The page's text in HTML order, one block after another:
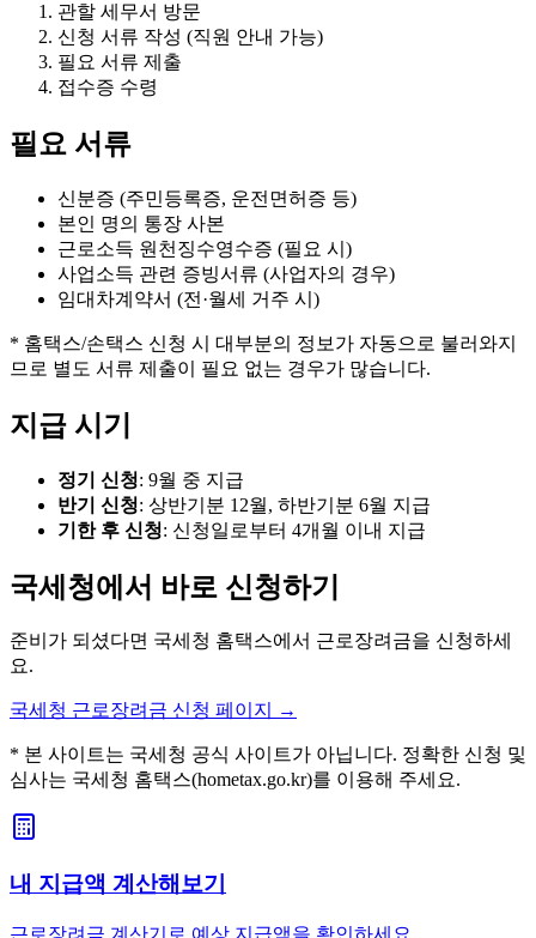
관할 세무서 방문
신청 서류 작성 (직원 안내 가능)
필요 서류 제출
접수증 수령
필요 서류
신분증 (주민등록증, 운전면허증 등)
본인 명의 통장 사본
근로소득 원천징수영수증 (필요 시)
사업소득 관련 증빙서류 (사업자의 경우)
임대차계약서 (전·월세 거주 시)
* 홈택스/손택스 신청 시 대부분의 정보가 자동으로 불러와지
므로 별도 서류 제출이 필요 없는 경우가 많습니다.
지급 시기
정기 신청: 9월 중 지급
반기 신청: 상반기분 12월, 하반기분 6월 지급
기한 후 신청: 신청일로부터 4개월 이내 지급
국세청에서 바로 신청하기
준비가 되셨다면 국세청 홈택스에서 근로장려금을 신청하세
요.
국세청 근로장려금 신청 페이지 →
* 본 사이트는 국세청 공식 사이트가 아닙니다. 정확한 신청 및
심사는 국세청 홈택스(hometax.go.kr)를 이용해 주세요.
내 지급액 계산해보기
근로장려금 계산기로 예상 지급액을 확인하세요